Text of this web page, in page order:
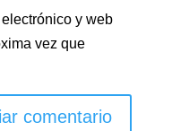
y web
vez que